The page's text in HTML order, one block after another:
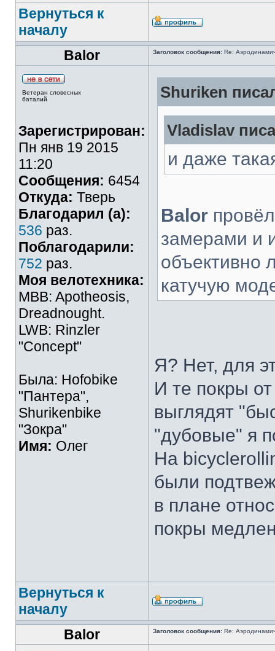
Вернуться к
началу
Balor
Заголовок сообщения: Re:
Ветеран словесных
баталий
Зарегистрирован:
Пн янв 19 2015
11:20
Сообщения: 6454
Откуда: Тверь
Благодарил (а):
536 раз.
Поблагодарили:
752 раз.
Моя велотехника:
MBB: Apotheosis,
Dreadnought.
LWB: Rinzler
"Concept"
Была: Hofobike
"Пантера",
Shurikenbike
"Зокра"
Имя: Олег
Shuriken
Vladislav
и даже
Balor
замерами и
объективно
катучую
Я? Нет, для
И те покры
выглядят
"дубовые" я
На
были
в плане
покры
Вернуться к
началу
Balor
Заголовок сообщения: Re: